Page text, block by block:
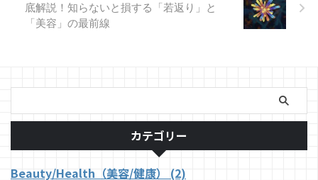
底解説！知らないと損する「若返り」と
「美容」の最前線
カテゴリー
Beauty/Health（美容/健康） (2)